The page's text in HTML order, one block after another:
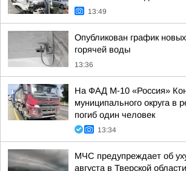
13:49
Опубликован график
горячей воды
13:36
На ФАД М-10 «Россия»
муниципального округа в
погиб один человек
13:34
МЧС предупреждает об
августа в Тверской области